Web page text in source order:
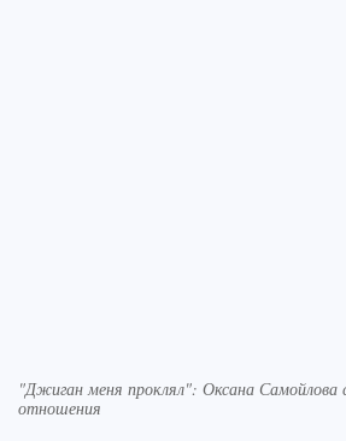
"Джиган меня проклял": Оксана Самойлова
отношения